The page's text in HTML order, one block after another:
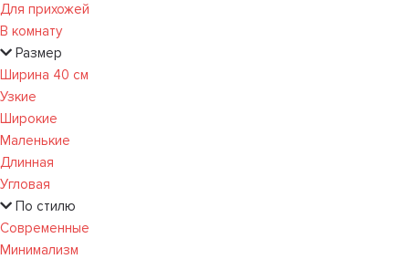
Для прихожей
В комнату
Размер
Ширина 40 см
Узкие
Широкие
Маленькие
Длинная
Угловая
По стилю
Современные
Минимализм